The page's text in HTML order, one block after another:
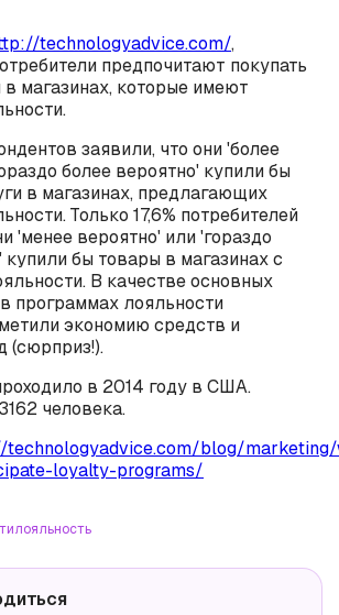
technologyadvice.com/,
предпочитают покупать
в магазинах, которые имеют
заявили, что они 'более
более вероятно' купили бы
в магазинах, предлагающих
Только 17,6% потребителей
'менее вероятно' или 'гораздо
бы товары в магазинах с
В качестве основных
программах лояльности
экономию средств и
(сюрприз!).
в 2014 году в США.
человека.
technologyadvice.com/blog/
loyalty-programs/
лояльность